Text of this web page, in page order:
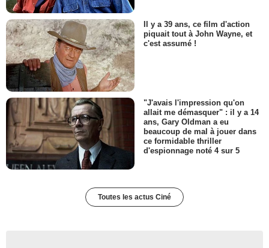
Il y a 39 ans, ce film d'action
piquait tout à John Wayne, et
c'est assumé !
"J'avais l'impression qu'on
allait me démasquer" : il y a 14
ans, Gary Oldman a eu
beaucoup de mal à jouer dans
ce formidable thriller
d'espionnage noté 4 sur 5
Toutes les actus Ciné